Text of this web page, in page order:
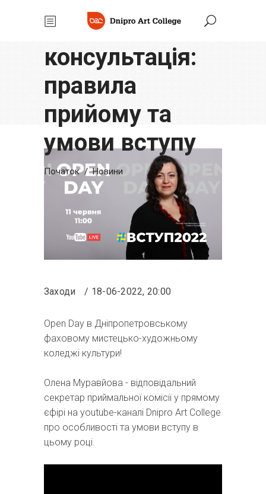
Онлайн-
консультація:
правила
прийому та
умови вступу
Початок/Новини
Заходи 18-06-2022, 20:00
Open Day в Дніпропетровському
фаховому мистецько-художньому
коледжі культури!
Олена Муравйова - відповідальний
секретар приймальної комісії у прямому
єфірі на youtube-каналі Dnipro Art College
про особливості та умови вступу в
цьому році.